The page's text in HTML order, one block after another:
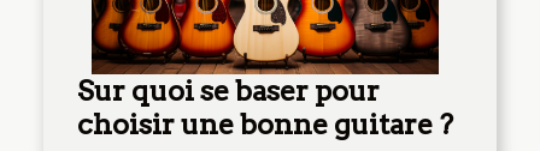
Sur quoi se baser pour
choisir une bonne guitare ?